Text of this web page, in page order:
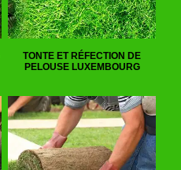
TONTE ET RÉFECTION DE
PELOUSE LUXEMBOURG